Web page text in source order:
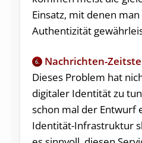
Einsatz, mit denen
Authentizität
6.
Nachrichten-
Dieses Problem hat
digitaler Identität zu
schon mal der Entwurf
Identität-Infrastruktur